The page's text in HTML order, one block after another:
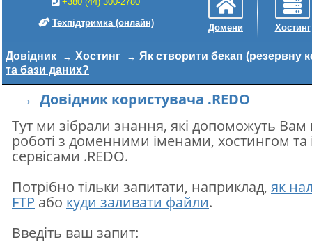
Техпідтримка (онлайн) Домени Хостинг
Довідник Хостинг
Як створити бекап (резервну
та бази даних?
→ Довідник користувача .REDO
Тут ми зібрали знання, які допоможуть Вам
роботі з доменними іменами, хостингом
сервісами .REDO.
Потрібно тільки запитати, наприклад, як
FTP або куди заливати файли.
Введіть ваш запит: